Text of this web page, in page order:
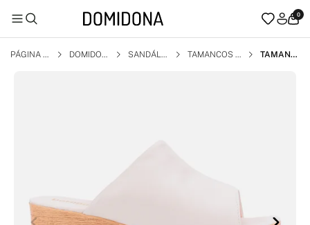
0
PÁGINA I
DOMIDON
SANDÁLI
TAMANCOS E
TAMANC